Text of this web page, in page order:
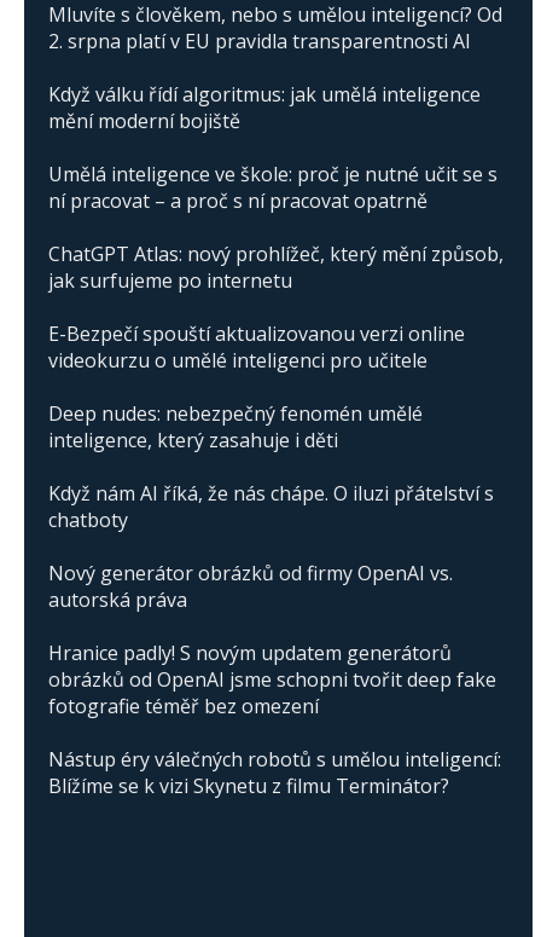
Mluvíte s člověkem, nebo s umělou inteligencí? Od
2. srpna platí v EU pravidla transparentnosti AI
Když válku řídí algoritmus: jak umělá inteligence
mění moderní bojiště
Umělá inteligence ve škole: proč je nutné učit se s
ní pracovat – a proč s ní pracovat opatrně
ChatGPT Atlas: nový prohlížeč, který mění způsob,
jak surfujeme po internetu
E-Bezpečí spouští aktualizovanou verzi online
videokurzu o umělé inteligenci pro učitele
Deep nudes: nebezpečný fenomén umělé
inteligence, který zasahuje i děti
Když nám AI říká, že nás chápe. O iluzi přátelství s
chatboty
Nový generátor obrázků od firmy OpenAI vs.
autorská práva
Hranice padly! S novým updatem generátorů
obrázků od OpenAI jsme schopni tvořit deep fake
fotografie téměř bez omezení
Nástup éry válečných robotů s umělou inteligencí:
Blížíme se k vizi Skynetu z filmu Terminátor?